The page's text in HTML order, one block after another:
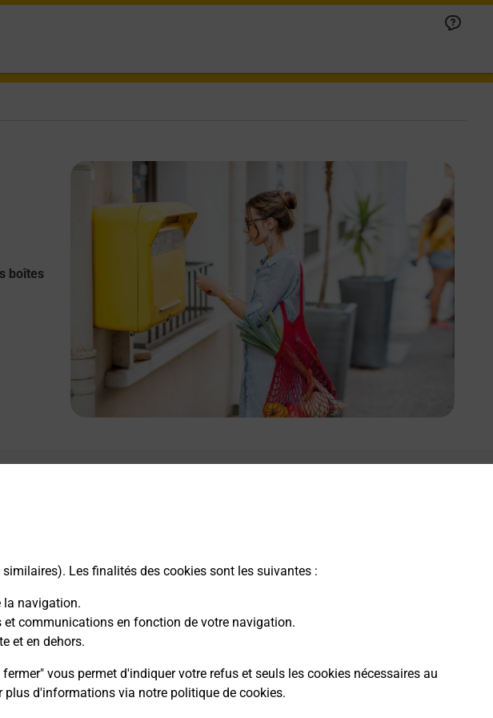
Les finalités des cookies sont les suivantes :
la navigation.
communications en fonction de votre navigation.
et en dehors.
vous permet d'indiquer votre refus et seuls les cookies nécessaires au
plus d'informations via notre politique de cookies.
boîtes